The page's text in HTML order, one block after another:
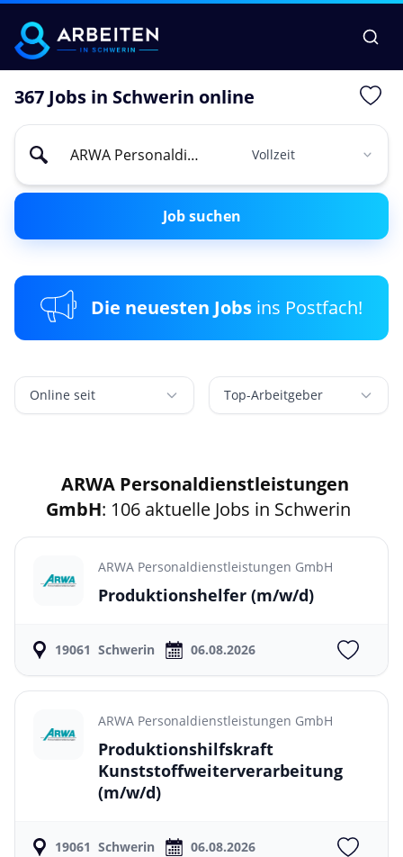
367 Jobs in Schwerin online
Job suchen
Die neuesten Jobs ins Postfach!
Online seit Top-Arbeitgeber
ARWA Personaldienstleistungen
GmbH: 106 aktuelle Jobs in Schwerin
ARWA Personaldienstleistungen GmbH
Produktionshelfer (m/w/d)
19061 Schwerin 06.08.2026
ARWA Personaldienstleistungen GmbH
Produktionshilfskraft
Kunststoffweiterverarbeitung
(m/w/d)
19061 Schwerin 06.08.2026